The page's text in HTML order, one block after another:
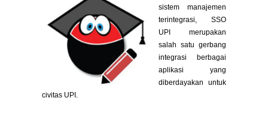
sistem manajemen
terintegrasi, SSO
UPI merupakan
salah satu gerbang
integrasi berbagai
aplikasi yang
diberdayakan untuk
civitas UPI.